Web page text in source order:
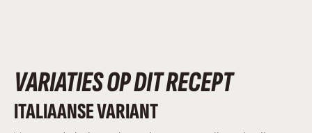
VARIATIES OP DIT RECEPT
ITALIAANSE VARIANT